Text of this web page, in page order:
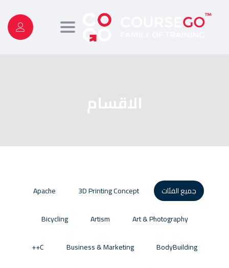
Toggle
الاقسام
جميع الفئات 3D Printing Concept
Apache
Art & Photography
Artism
Bicycling
BodyBuilding
Business & Marketing
C++